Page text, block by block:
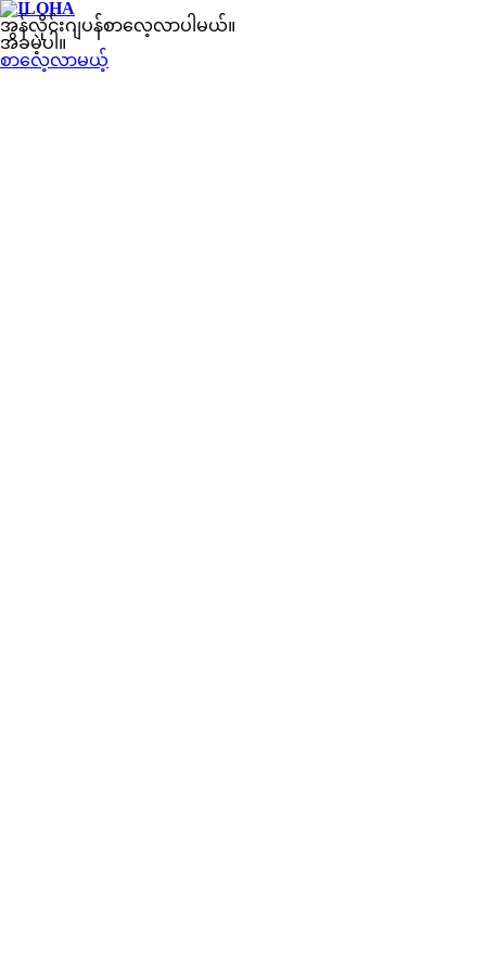
အွန်လိုင်းဂျပန်စာလေ့လာပါမယ်။
အခမဲ့ပါ။
စာလေ့လာမယ့်